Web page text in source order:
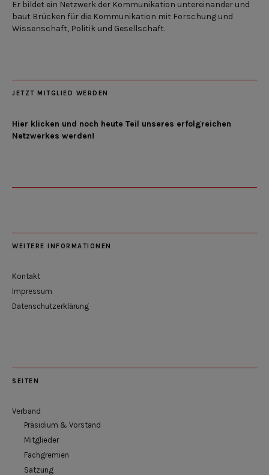
Er bildet ein Netzwerk der Kommunikation untereinander und
baut Brücken für die Kommunikation mit Forschung und
Wissenschaft, Politik und Gesellschaft.
JETZT MITGLIED WERDEN
Hier klicken und noch heute Teil unseres erfolgreichen
Netzwerkes werden!
WEITERE INFORMATIONEN
Kontakt
Impressum
Datenschutzerklärung
SEITEN
Verband
Präsidium & Vorstand
Mitglieder
Fachgremien
Satzung